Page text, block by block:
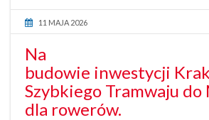
11 MAJA 2026
Na
budowie inwestycji
Szybkiego Tramwaju
dla rowerów.